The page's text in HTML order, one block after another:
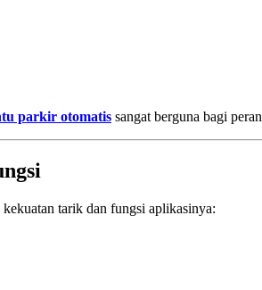
parkir otomatis sangat berguna bagi
tarik dan fungsi aplikasinya: